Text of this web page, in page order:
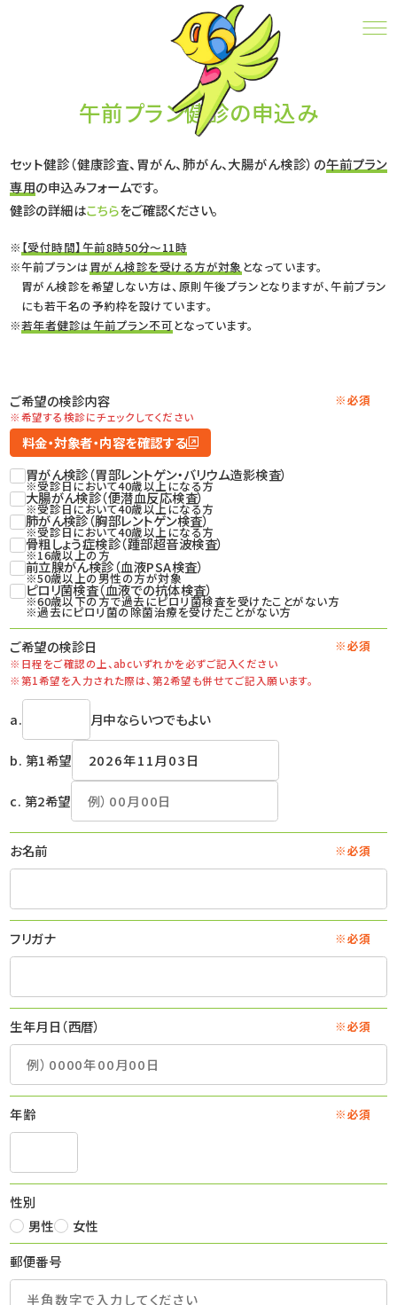
午前プラン健診の申込み
CONTACT
午前プラン健診の申込み
セット健診（健康診査、胃がん、肺がん、大腸がん検診）の午前プラン
専用の申込みフォームです。
健診の詳細はこちらをご確認ください。
【受付時間】午前8時50分～11時
午前プランは胃がん検診を受ける方が対象 となっています。
胃がん検診を希望しない方は、原則午後プランとなりますが、午前プラン
にも若干名の予約枠を設けています。
若年者健診は午前プラン不可となっています。
ご希望の検診内容 ※必須
※希望する検診にチェックしてください
料金・対象者・内容を確認する
胃がん検診（胃部レントゲン・バリウム造影検査）
※受診日において40歳以上になる方
大腸がん検診（便潜血反応検査）
※受診日において40歳以上になる方
肺がん検診（胸部レントゲン検査）
※受診日において40歳以上になる方
骨粗しょう症検診（踵部超音波検査）
※16歳以上の方
前立腺がん検診（血液PSA検査）
※50歳以上の男性の方が対象
ピロリ菌検査（血液での抗体検査）
※60歳以下の方で過去にピロリ菌検査を受けたことがない方
※過去にピロリ菌の除菌治療を受けたことがない方
ご希望の検診日 ※必須
※日程をご確認の上、abcいずれかを必ずご記入ください
※第1希望を入力された際は、 第2希望も併せてご記入願います。
a. 月中ならいつでもよい
b. 第1希望
c. 第2希望
お名前 ※必須
フリガナ ※必須
生年月日（西暦） ※必須
年齢 ※必須
性別
男性
女性
郵便番号